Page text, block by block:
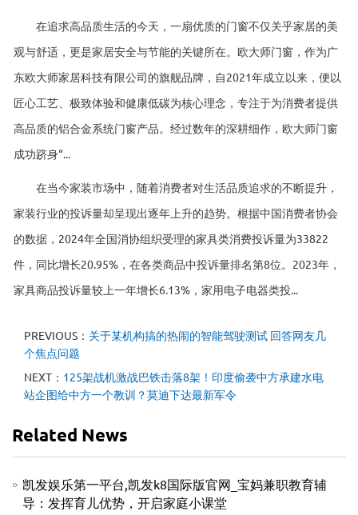
在追求高品质生活的今天，一扇优质的门窗不仅关乎家居的美
观与舒适，更是家居安全与节能的关键所在。欧大师门窗，作为广
东欧大师家居科技有限公司的旗舰品牌，自2021年成立以来，便以
匠心工艺、极致体验和健康低碳为核心理念，专注于为消费者提供
高品质的铝合金系统门窗产品。经过数年的深耕细作，欧大师门窗
成功跻身“...
在当今家装市场中，随着消费者对生活品质追求的不断提升，
家装行业的投诉量却呈现出逐年上升的趋势。根据中国消费者协会
的数据，2024年全国消协组织受理的家具类消费投诉量为33822
件，同比增长20.95%，在各类商品中投诉量排名第8位‌。2023年，
家具商品投诉量较上一年增长6.13%，家用电子电器类投...
PREVIOUS： 关于某机构搞的热闹的智能驾驶测试 回答网友几
个焦点问题
NEXT： 125架战机激战巴铁击落8架！印度偷袭中方承建水电
站企图给中方一个教训？莫迪下达最新军令
Related News
凯发娱乐第一平台,凯发k8国际版官网_宝妈兼职教育辅
导：发挥育儿优势，开启家庭小课堂